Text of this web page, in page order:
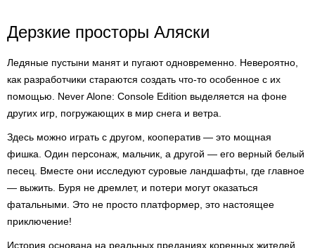
Дерзкие просторы Аляски
Ледяные пустыни манят и пугают одновременно. Невероятно,
как разработчики стараются создать что-то особенное с их
помощью. Never Alone: Console Edition выделяется на фоне
других игр, погружающих в мир снега и ветра.
Здесь можно играть с другом, кооператив — это мощная
фишка. Один персонаж, мальчик, а другой — его верный белый
песец. Вместе они исследуют суровые ландшафты, где главное
— выжить. Буря не дремлет, и потери могут оказаться
фатальными. Это не просто платформер, это настоящее
приключение!
История основана на реальных преданиях коренных жителей